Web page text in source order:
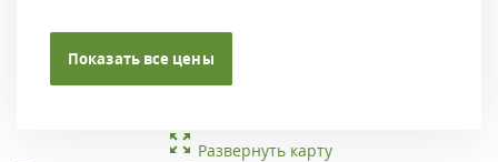
Показать все цены
Развернуть карту